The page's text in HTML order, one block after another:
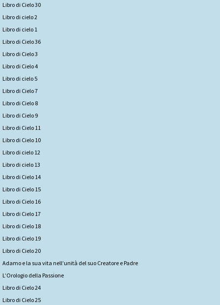
Libro di Cielo 30
Libro di cielo 2
Libro di cielo 1
Libro di Cielo 36
Libro di Cielo 3
Libro di Cielo 4
Libro di cielo 5
Libro di Cielo 7
Libro di Cielo 8
Libro di Cielo 9
Libro di Cielo 11
Libro di Cielo 10
Libro di cielo 12
Libro di cielo 13
Libro di Cielo 14
Libro di Cielo 15
Libro di Cielo 16
Libro di Cielo 17
Libro di Cielo 18
Libro di Cielo 19
Libro di Cielo 20
Adamo e la sua vita nell’unità del suo Creatore e Padre
L’Orologio della Passione
Libro di Cielo 24
Libro di Cielo 25